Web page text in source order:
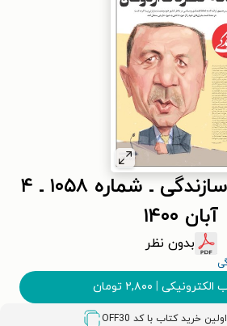
کتاب روزنامه سازندگی ـ شماره ۱۰۵۸ ـ ۴
آبان ۱۴۰۰
بدون نظر
الکترونیکی | ۲,۸۰۰ تومان
OFF30